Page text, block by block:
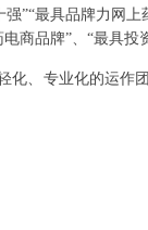
”“最具品牌力网
商品牌”、“最具投
化、专业化的运